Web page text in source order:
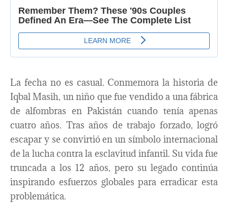
La fecha no es casual. Conmemora la historia de
Iqbal Masih, un niño que fue vendido a una fábrica
de alfombras en Pakistán cuando tenía apenas
cuatro años. Tras años de trabajo forzado, logró
escapar y se convirtió en un símbolo internacional
de la lucha contra la esclavitud infantil. Su vida fue
truncada a los 12 años, pero su legado continúa
inspirando esfuerzos globales para erradicar esta
problemática.